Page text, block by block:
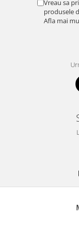
Vreau sa
produsele
Afla mai